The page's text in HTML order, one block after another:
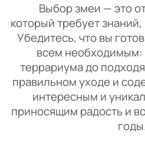
Выбор змеи — это
который требует
Убедитесь, что вы
всем необходимым:
террариума до
правильном уходе и
интересным и
приносящим радость и